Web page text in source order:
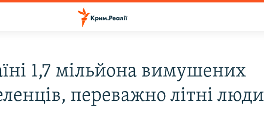
1,7 мільйона вимушених
переважно літні люди